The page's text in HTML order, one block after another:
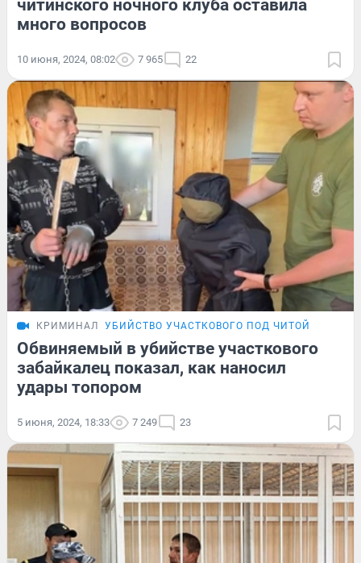
читинского ночного клуба оставила
много вопросов
10 июня, 2024, 08:02 7 965 22
КРИМИНАЛ УБИЙСТВО УЧАСТКОВОГО ПОД ЧИТОЙ
Обвиняемый в убийстве участкового
забайкалец показал, как наносил
удары топором
5 июня, 2024, 18:33 7 249 23